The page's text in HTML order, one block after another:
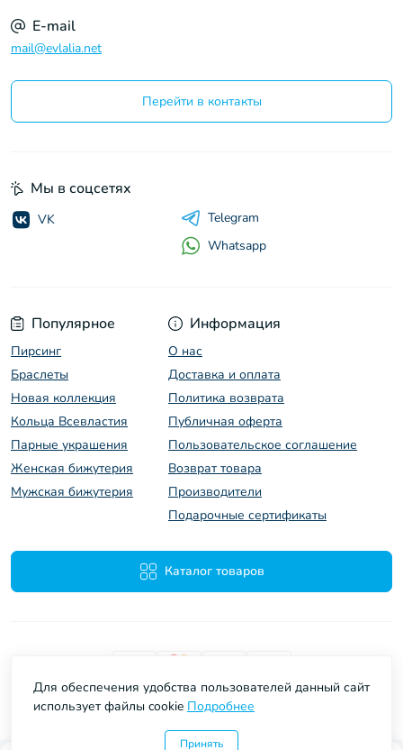
E-mail
mail@evlalia.net
Перейти в контакты
Популярное
Пирсинг
Браслеты
Новая коллекция
Кольца Всевластия
Парные украшения
Женская бижутерия
Мужская бижутерия
Информация
O нас
Доставка и оплата
Политика возврата
Публичная оферта
Пользовательское соглашение
Возврат товара
Производители
Подарочные сертификаты
Каталог товаров
Мы в соцсетях
VK
Telegram
Whatsapp
Evlalia © 2026
Для обеспечения удобства пользователей данный сайт
использует файлы cookie Подробнее
Принять